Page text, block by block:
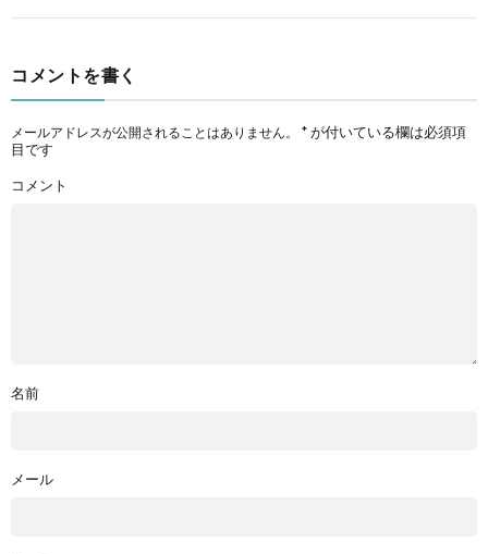
コメントを書く
メールアドレスが公開されることはありません。 *が付いている欄は必須項
目です
コメント
名前
メール